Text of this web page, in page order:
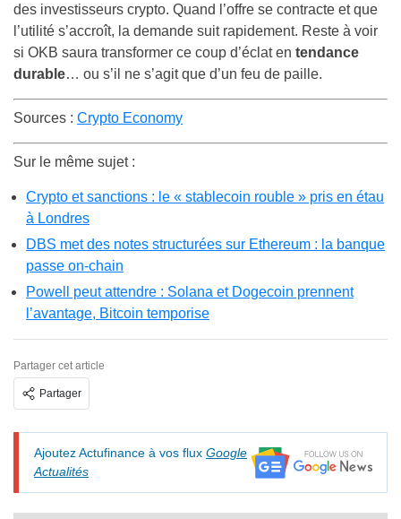
des investisseurs crypto. Quand l’offre se contracte et que
l’utilité s’accroît, la demande suit rapidement. Reste à voir
si OKB saura transformer ce coup d’éclat en tendance
durable… ou s’il ne s’agit que d’un feu de paille.
Sources : Crypto Economy
Sur le même sujet :
Crypto et sanctions : le « stablecoin rouble » pris en étau
à Londres
DBS met des notes structurées sur Ethereum : la banque
passe on-chain
Powell peut attendre : Solana et Dogecoin prennent
l’avantage, Bitcoin temporise
Partager cet article
Partager
Ajoutez Actufinance à vos flux Google
Actualités